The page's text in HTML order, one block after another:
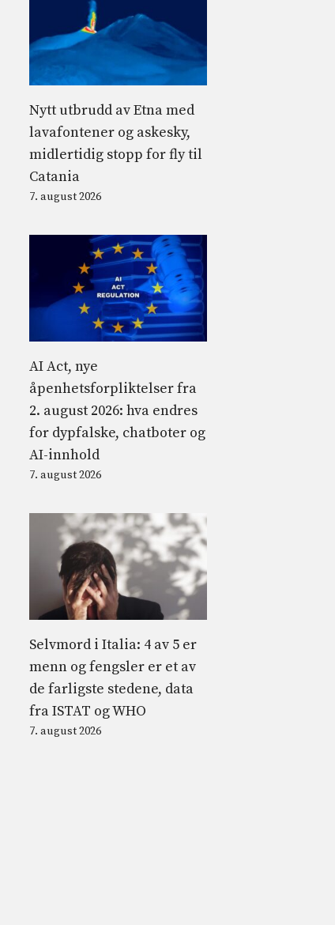
Nytt utbrudd av Etna med
lavafontener og askesky,
midlertidig stopp for fly til
Catania
7. august 2026
AI Act, nye
åpenhetsforpliktelser fra
2. august 2026: hva endres
for dypfalske, chatboter og
AI-innhold
7. august 2026
Selvmord i Italia: 4 av 5 er
menn og fengsler er et av
de farligste stedene, data
fra ISTAT og WHO
7. august 2026